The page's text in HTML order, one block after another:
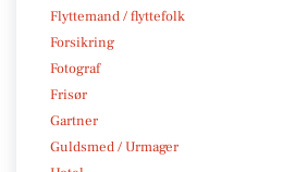
Flyttemand / flyttefolk
Forsikring
Fotograf
Frisør
Gartner
Guldsmed / Urmager